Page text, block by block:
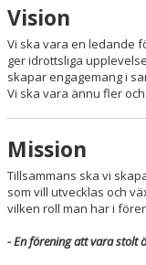
MATCHER
UPPDRAG I FÖRENINGEN
SPONSRING &
FOTBOLLSSKOLAN
REAL BETIS CAMP
Vision
Vi ska vara en ledande
ger idrottsliga
skapar engagemang i
Vi ska vara ännu fler
Mission
Tillsammans ska vi
som vill utvecklas och
vilken roll man har i
- En förening att vara stolt